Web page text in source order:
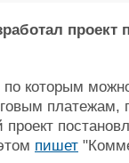
проект
по которым
пишет